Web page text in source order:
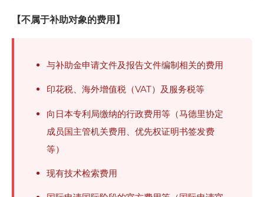
【不属于补助对象的费用】
与补助金申请文件及报告文件编制相关的费用
印花税、海外增值税（VAT）及服务税等
向日本专利局缴纳的行政费用等（马德里协定
成员国主管机关费用、优先权证明书签发费
等）
现有技术检索费用